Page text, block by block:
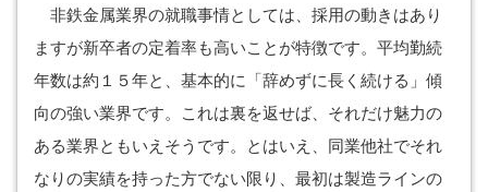
非鉄金属業界の就職事情としては、採用の動きはあり
ますが新卒者の定着率も高いことが特徴です。平均勤続
年数は約１５年と、基本的に「辞めずに長く続ける」傾
向の強い業界です。これは裏を返せば、それだけ魅力の
ある業界ともいえそうです。とはいえ、同業他社でそれ
なりの実績を持った方でない限り、最初は製造ラインの